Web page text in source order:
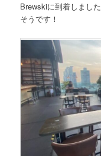
Brewskiに到着しまし
そうです！